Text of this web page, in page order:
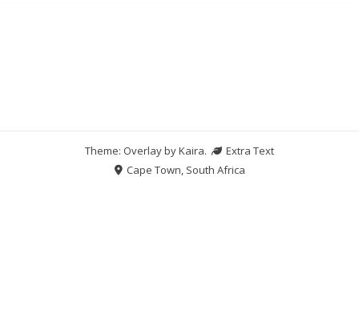
Theme: Overlay byKaira.
Extra Text
Cape Town, South Africa